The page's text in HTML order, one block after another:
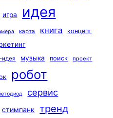
игра идея
карта книга
концепт
идея музыка поиск проект
робот
сервис
стимпанк тренд